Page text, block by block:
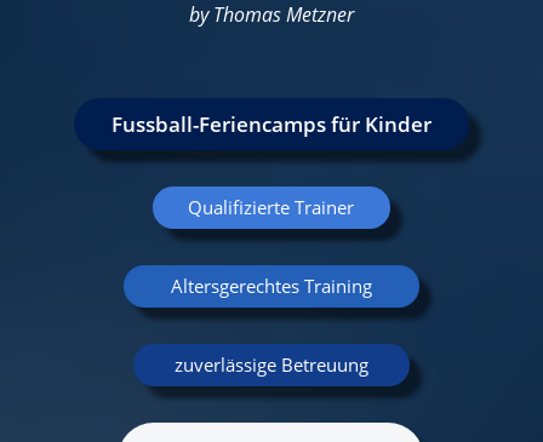
by Thomas Metzner
Fussball-Feriencamps für Kinder
Qualifizierte Trainer
Altersgerechtes Training
zuverlässige Betreuung